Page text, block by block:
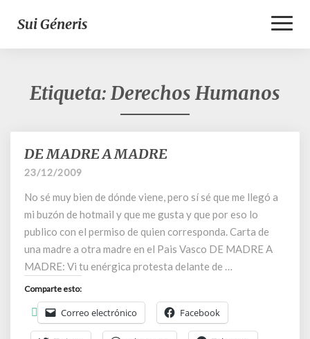
Sui Géneris
Etiqueta:Derechos Humanos
DE
MADRE
MADRE
DE MADRE A MADRE
23/12/2009
No sé muy bien de dónde viene, pero sí sé que me llegó a
mi buzón de hotmail y que me gusta y que por eso lo
publico con el permiso de quien corresponda. Carta de
una madre a otra madre en el Pais Vasco DE MADRE A
MADRE: Vi tu enérgica protesta delante de …
Comparte esto:
Correo electrónico Facebook